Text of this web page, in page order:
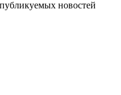
публикуемых новостей